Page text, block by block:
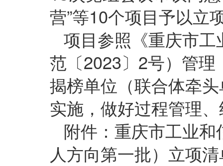
营”等10个项目予以立
项目参照《重庆市
范〔2023〕2号）管
揭榜单位（联合体牵
实施，做好过程管理
附件：重庆市工业和
人方向第一批）立项